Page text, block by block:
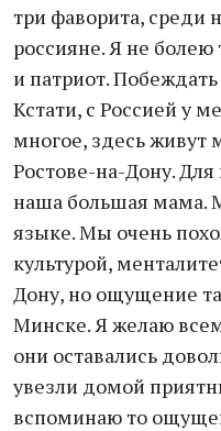
три фаворита, среди
россияне. Я не болею
и патриот.
Кстати, с Россией у
многое, здесь живут
Ростове-на-Дону. Для
наша большая мама.
языке. Мы очень
культурой,
Дону, но ощущение
Минске. Я желаю
они оставались
увезли домой
вспоминаю то